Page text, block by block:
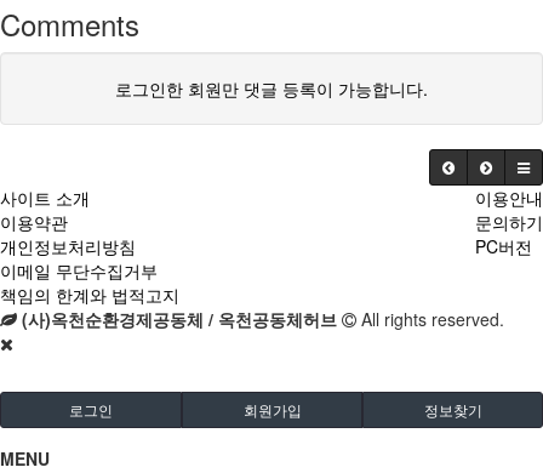
Comments
로그인한 회원만 댓글 등록이 가능합니다.
사이트 소개
이용약관
개인정보처리방침
이메일 무단수집거부
책임의 한계와 법적고지
이용안내
문의하기
PC버전
(사)옥천순환경제공동체 / 옥천공동체허브 All rights reserved.
로그인 회원가입 정보찾기
MENU